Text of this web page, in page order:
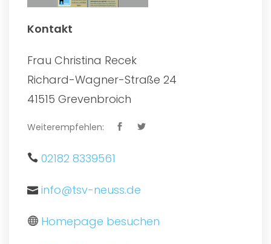
Kontakt
Frau Christina Recek
Richard-Wagner-Straße 24
41515 Grevenbroich
Weiterempfehlen:
02182 8339561
info@tsv-neuss.de
Homepage besuchen